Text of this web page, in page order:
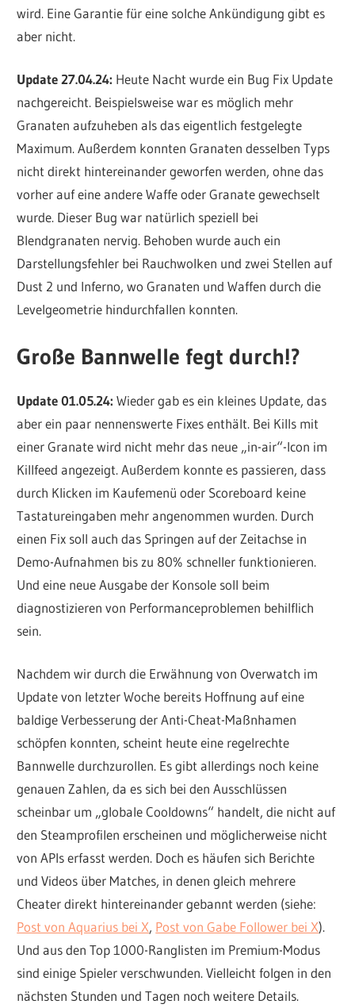
wird. Eine Garantie für eine solche Ankündigung gibt es
aber nicht.
Update 27.04.24: Heute Nacht wurde ein Bug Fix Update
nachgereicht. Beispielsweise war es möglich mehr
Granaten aufzuheben als das eigentlich festgelegte
Maximum. Außerdem konnten Granaten desselben Typs
nicht direkt hintereinander geworfen werden, ohne das
vorher auf eine andere Waffe oder Granate gewechselt
wurde. Dieser Bug war natürlich speziell bei
Blendgranaten nervig. Behoben wurde auch ein
Darstellungsfehler bei Rauchwolken und zwei Stellen auf
Dust 2 und Inferno, wo Granaten und Waffen durch die
Levelgeometrie hindurchfallen konnten.
Große Bannwelle fegt durch!?
Update 01.05.24: Wieder gab es ein kleines Update, das
aber ein paar nennenswerte Fixes enthält. Bei Kills mit
einer Granate wird nicht mehr das neue „in-air“-Icon im
Killfeed angezeigt. Außerdem konnte es passieren, dass
durch Klicken im Kaufemenü oder Scoreboard keine
Tastatureingaben mehr angenommen wurden. Durch
einen Fix soll auch das Springen auf der Zeitachse in
Demo-Aufnahmen bis zu 80% schneller funktionieren.
Und eine neue Ausgabe der Konsole soll beim
diagnostizieren von Performanceproblemen behilflich
sein.
Nachdem wir durch die Erwähnung von Overwatch im
Update von letzter Woche bereits Hoffnung auf eine
baldige Verbesserung der Anti-Cheat-Maßnhamen
schöpfen konnten, scheint heute eine regelrechte
Bannwelle durchzurollen. Es gibt allerdings noch keine
genauen Zahlen, da es sich bei den Ausschlüssen
scheinbar um „globale Cooldowns“ handelt, die nicht auf
den Steamprofilen erscheinen und möglicherweise nicht
von APIs erfasst werden. Doch es häufen sich Berichte
und Videos über Matches, in denen gleich mehrere
Cheater direkt hintereinander gebannt werden (siehe:
Post von Aquarius bei X, Post von Gabe Follower bei X).
Und aus den Top 1000-Ranglisten im Premium-Modus
sind einige Spieler verschwunden. Vielleicht folgen in den
nächsten Stunden und Tagen noch weitere Details.